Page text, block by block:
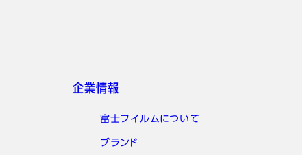
企業情報
富士フイルムについて
ブランド